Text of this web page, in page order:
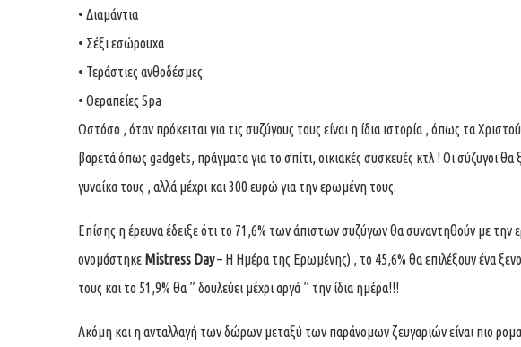
• Διαμάντια
• Σέξι εσώρουχα
• Τεράστιες ανθοδέσμες
• Θεραπείες Spa
Ωστόσο , όταν πρόκειται για τις συζύγους τους είναι η ίδια ιστορία , όπως τα
βαρετά όπως gadgets, πράγματα για το σπίτι, οικιακές συσκευές κτλ ! Οι σύζυγοι
γυναίκα τους , αλλά μέχρι και 300 ευρώ για την ερωμένη τους.
Επίσης η έρευνα έδειξε ότι το 71,6% των άπιστων συζύγων θα συναντηθούν με
ονομάστηκε Mistress Day– H Ημέρα της Ερωμένης) , το 45,6% θα επιλέξουν ένα
τους και το 51,9% θα ” δουλεύει μέχρι αργά ” την ίδια ημέρα!!!
Ακόμη και η ανταλλαγή των δώρων μεταξύ των παράνομων ζευγαριών είναι πιο